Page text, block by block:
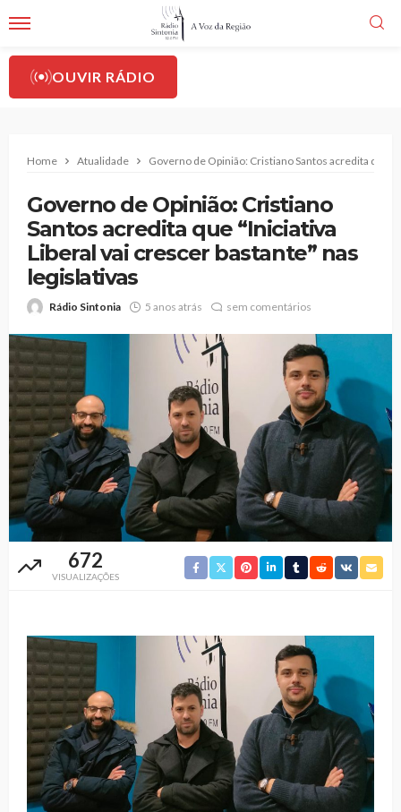
OUVIR RÁDIO
Home Atualidade Governo de Opinião: Cristiano Santos acredita que
Governo de Opinião: Cristiano
Santos acredita que “Iniciativa
Liberal vai crescer bastante” nas
legislativas
Rádio Sintonia 5 anos atrás sem comentários
672
VISUALIZAÇÕES